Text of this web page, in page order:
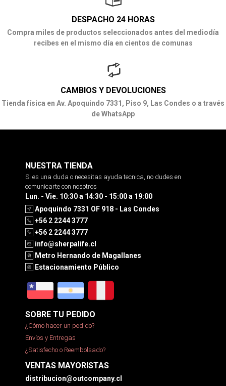
DESPACHO 24 HORAS
Compra miles de productos seleccionados antes del mediodía
recibes en el mismo día en cientos de comunas
CAMBIOS Y DEVOLUCIONES
Tienda física en Av. Apoquindo 7331, Piso 9, Las Condes o a través
de WhatsApp
NUESTRA TIENDA
Si es una duda o necesitas ayuda tecnica, no dudes en
comunicarte con nosotros
Lun. - Vie. 10:30 a 14:30 - 15:00 a 19:00
Apoquindo 7331 OF 918 - Las Condes
+56 2 2244 3777
+56 2 2244 3777
info@sherpalife.cl
Metro Hernando de Magallanes
Estacionamiento Público
SOBRE TU PEDIDO
¿Cómo hacer un pedido?
Envíos y Entregas
¿Satisfecho o Reembolsado?
VENTAS MAYORISTAS
distribucion@outcompany.cl